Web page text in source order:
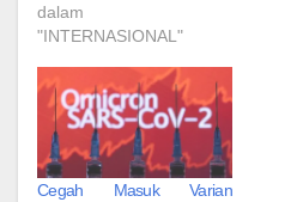
dalam
"INTERNASIONAL"
Cegah Masuk Varian